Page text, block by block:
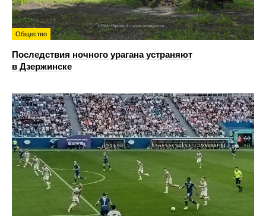
Общество
Последствия ночного урагана устраняют
в Дзержинске